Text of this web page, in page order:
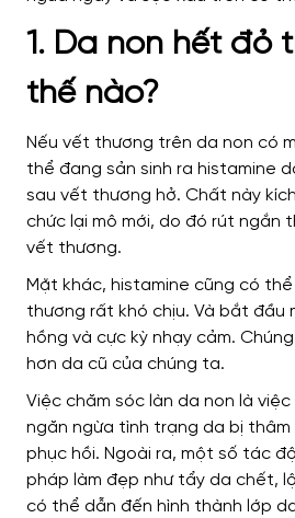
1. Da non hết đỏ
thế nào?
Nếu vết thương trên da non có
thể đang sản sinh ra histamine
sau vết thương hở. Chất này
chức lại mô mới, do đó rút ngắn
vết thương.
Mặt khác, histamine cũng có
thương rất khó chịu. Và bắt đầu
hồng và cực kỳ nhạy cảm.
hơn da cũ của chúng ta.
Việc chăm sóc làn da non là
ngăn ngừa tình trạng da bị
phục hồi. Ngoài ra, một số tác
pháp làm đẹp như tẩy da chết,
có thể dẫn đến hình thành lớp